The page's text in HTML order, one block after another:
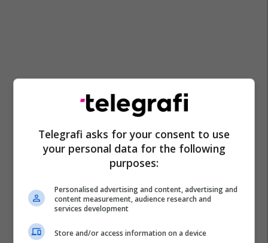
Telegrafi asks for your consent to use
your personal data for the following
purposes:
Personalised advertising and content, advertising and
content measurement, audience research and
services development
Store and/or access information on a device